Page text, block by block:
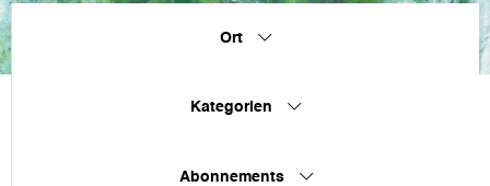
Ort
Kategorien
Abonnements